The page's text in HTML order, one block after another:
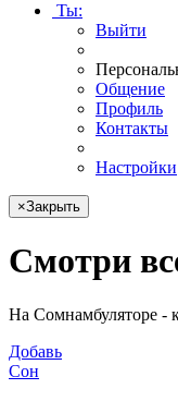
Ты:
Выйти
Общение
Профиль
Контакты
Настройки
×Закрыть
Смотри
На Сомнамбуляторе -
Добавь
Сон